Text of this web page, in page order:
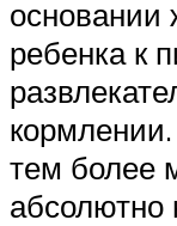
основании
ребенка к
тем более
абсолютно